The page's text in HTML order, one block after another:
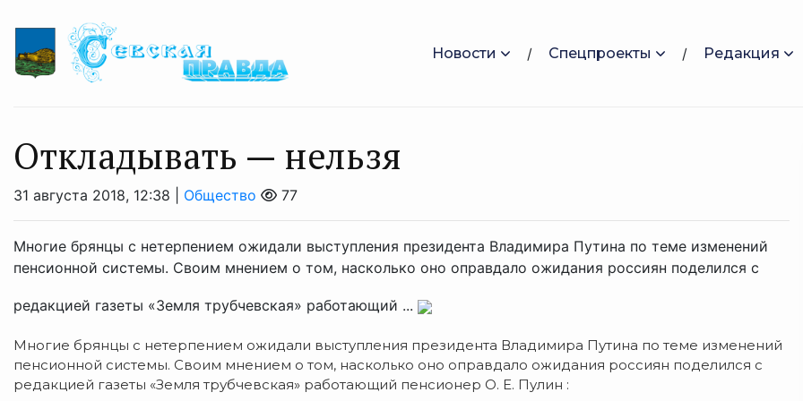
Новости Спецпроекты Редакция
Откладывать — нельзя
31 августа 2018, 12:38 | Общество 77
Многие брянцы с нетерпением ожидали выступления президента Владимира Путина по теме изменений
пенсионной системы. Своим мнением о том, насколько оно оправдало ожидания россиян поделился с
редакцией газеты «Земля трубчевская» работающий ...
Многие брянцы с нетерпением ожидали выступления президента Владимира Путина по теме изменений
пенсионной системы. Своим мнением о том, насколько оно оправдало ожидания россиян поделился с
редакцией газеты «Земля трубчевская» работающий пенсионер О. Е. Пулин :